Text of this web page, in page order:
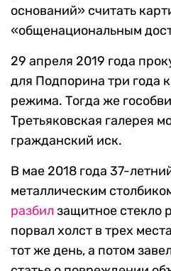
оснований» считать
«общенациональным
29 апреля 2019 года
для Подпорина три года
режима. Тогда же
Третьяковская галерея
гражданский иск.
В мае 2018 года 37-
металлическим
разбил защитное стекло
порвал холст в трех
тот же день, а потом